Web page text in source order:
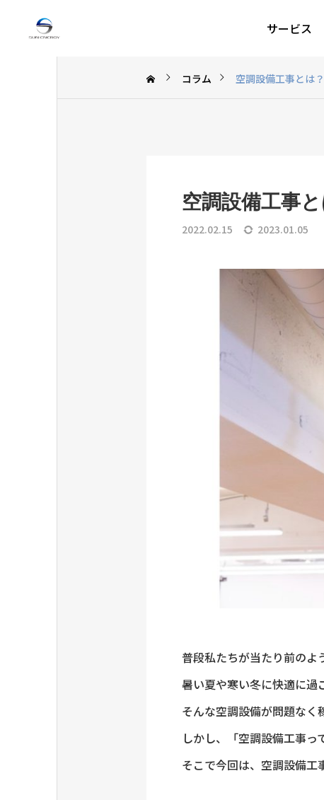
サービス
コラム 空調設備工事とは？
空調設備工事と
2022.02.15 2023.01.05
普段私たちが当たり前のよ
暑い夏や寒い冬に快適に過
そんな空調設備が問題なく
しかし、「空調設備工事っ
そこで今回は、空調設備工